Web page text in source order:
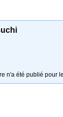
n'a été publié pour